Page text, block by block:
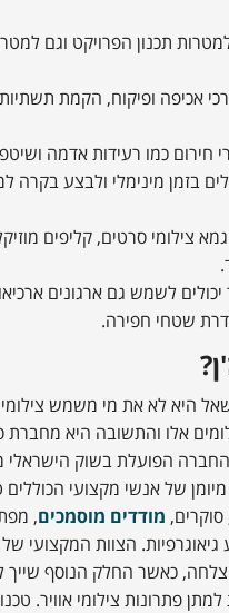
תכנון הפרויקט וגם
אכיפה ופיקוח, הקמת תשתיות
חירום כמו רעידות אדמה
בזמן מינימלי ולבצע בקרה
צילומי סרטים, קליפים
יכולים לשמש גם ארגונים
שטחי חפירה.
היא לא את מי משמש צילומי
אלו והתשובה היא מחברת
הפועלת בשוק
מיומן של אנשי מקצועי הכוללים
סוקרים, מודדים מוסמכים,
גיאוגרפיות. הצוות המקצועי
כאשר החלק הנוסף שייך
פתרונות צילומי אוויר.